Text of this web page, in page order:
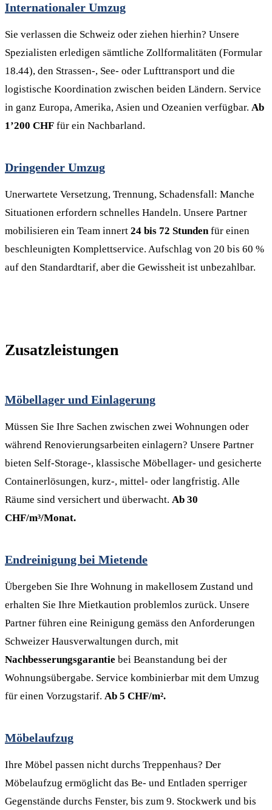
Internationaler Umzug
Sie verlassen die Schweiz oder ziehen hierhin? Unsere
Spezialisten erledigen sämtliche Zollformalitäten (Formular
18.44), den Strassen-, See- oder Lufttransport und die
logistische Koordination zwischen beiden Ländern. Service
in ganz Europa, Amerika, Asien und Ozeanien verfügbar. Ab
1’200 CHF für ein Nachbarland.
Dringender Umzug
Unerwartete Versetzung, Trennung, Schadensfall: Manche
Situationen erfordern schnelles Handeln. Unsere Partner
mobilisieren ein Team innert 24 bis 72 Stundenfür einen
beschleunigten Komplettservice. Aufschlag von 20 bis 60 %
auf den Standardtarif, aber die Gewissheit ist unbezahlbar.
Zusatzleistungen
Möbellager und Einlagerung
Müssen Sie Ihre Sachen zwischen zwei Wohnungen oder
während Renovierungsarbeiten einlagern? Unsere Partner
bieten Self-Storage-, klassische Möbellager- und gesicherte
Containerlösungen, kurz-, mittel- oder langfristig. Alle
Räume sind versichert und überwacht. Ab 30
CHF/m³/Monat.
Endreinigung bei Mietende
Übergeben Sie Ihre Wohnung in makellosem Zustand und
erhalten Sie Ihre Mietkaution problemlos zurück. Unsere
Partner führen eine Reinigung gemäss den Anforderungen
Schweizer Hausverwaltungen durch, mit
Nachbesserungsgarantie bei Beanstandung bei der
Wohnungsübergabe. Service kombinierbar mit dem Umzug
für einen Vorzugstarif. Ab 5 CHF/m².
Möbelaufzug
Ihre Möbel passen nicht durchs Treppenhaus? Der
Möbelaufzug ermöglicht das Be- und Entladen sperriger
Gegenstände durchs Fenster, bis zum 9. Stockwerk und bis